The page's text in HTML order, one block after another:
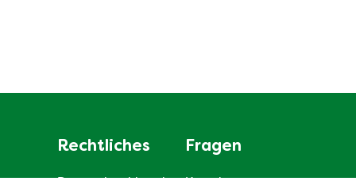
Rechtliches Fragen